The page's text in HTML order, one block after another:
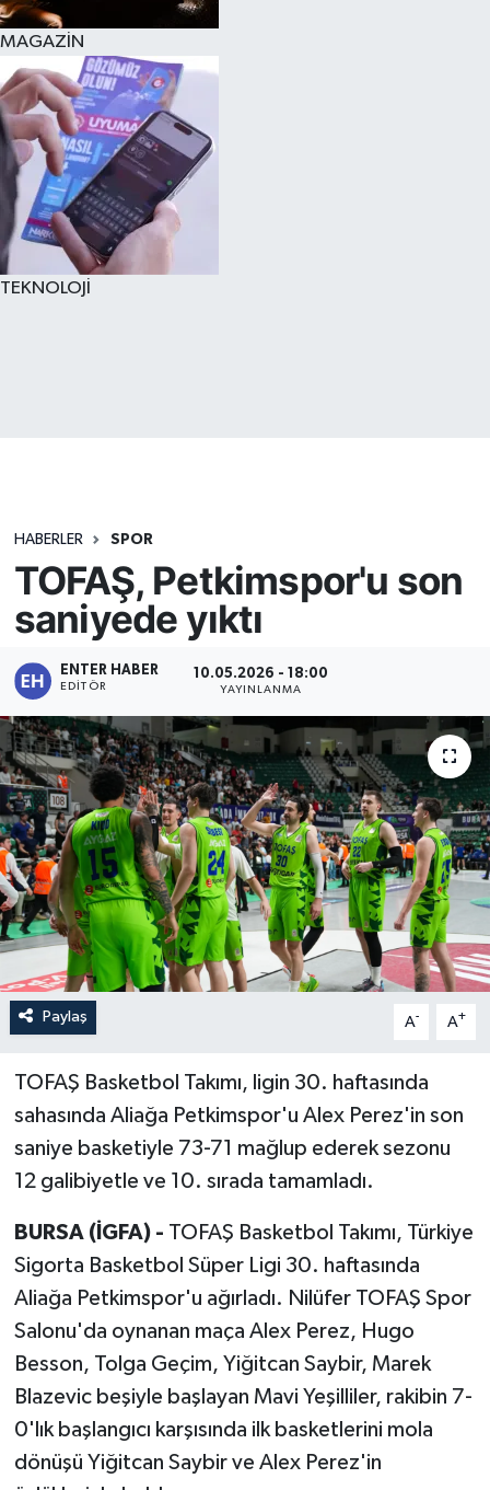
MAGAZİN
TEKNOLOJİ
HABERLER SPOR
TOFAŞ, Petkimspor'u son
saniyede yıktı
ENTER HABER
EDITÖR
10.05.2026 - 18:00
YAYINLANMA
Paylaş A- A+
TOFAŞ Basketbol Takımı, ligin 30. haftasında
sahasında Aliağa Petkimspor'u Alex Perez'in son
saniye basketiyle 73-71 mağlup ederek sezonu
12 galibiyetle ve 10. sırada tamamladı.
BURSA (İGFA) - TOFAŞ Basketbol Takımı, Türkiye
Sigorta Basketbol Süper Ligi 30. haftasında
Aliağa Petkimspor'u ağırladı. Nilüfer TOFAŞ Spor
Salonu'da oynanan maça Alex Perez, Hugo
Besson, Tolga Geçim, Yiğitcan Saybir, Marek
Blazevic beşiyle başlayan Mavi Yeşilliler, rakibin 7-
0'lık başlangıcı karşısında ilk basketlerini mola
dönüşü Yiğitcan Saybir ve Alex Perez'in